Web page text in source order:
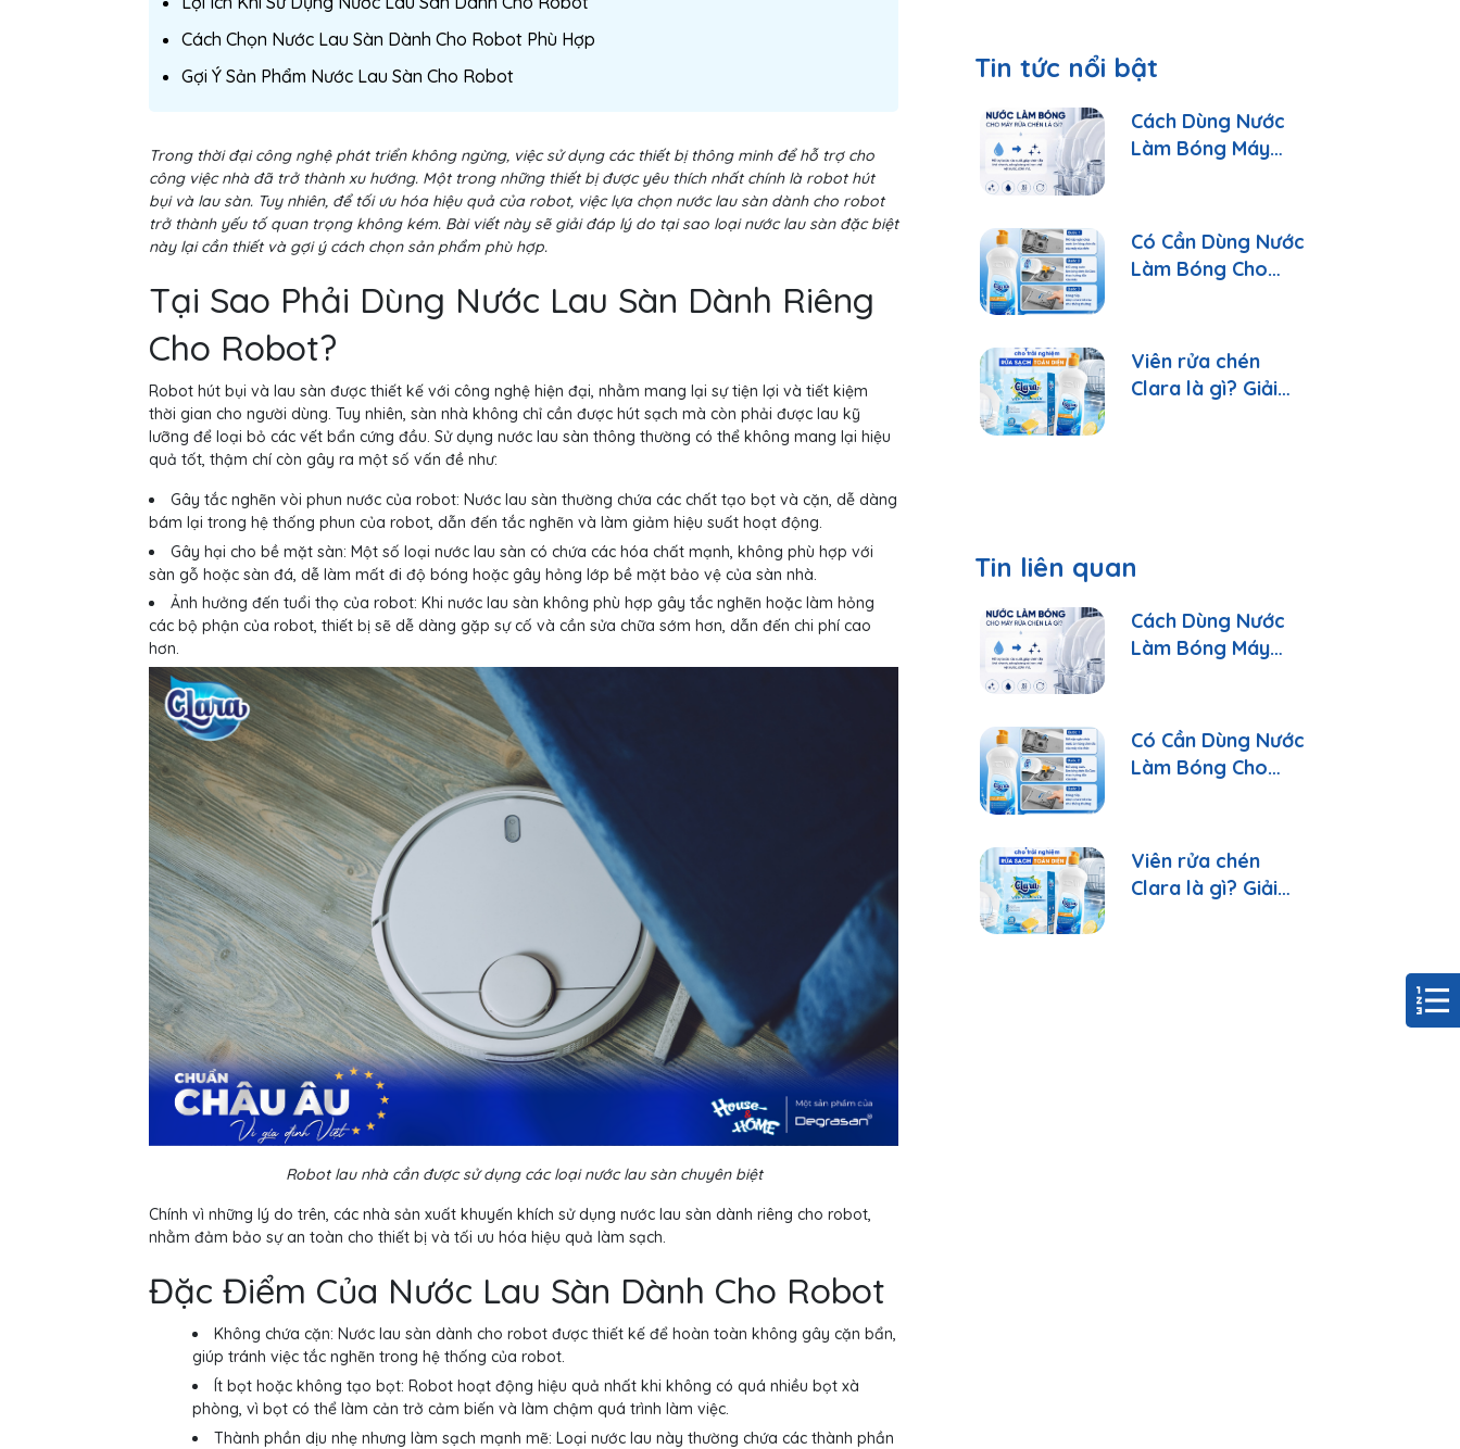
Cách Chọn Nước Lau Sàn Dành Cho Robot Phù Hợp
Gợi Ý Sản Phẩm Nước Lau Sàn Cho Robot
Trong thời đại công nghệ phát triển không ngừng, việc sử dụng các thiết bị thông minh để hỗ trợ cho
công việc nhà đã trở thành xu hướng. Một trong những thiết bị được yêu thích nhất chính là robot hút
bụi và lau sàn. Tuy nhiên, để tối ưu hóa hiệu quả của robot, việc lựa chọn nước lau sàn dành cho robot
trở thành yếu tố quan trọng không kém. Bài viết này sẽ giải đáp lý do tại sao loại nước lau sàn đặc biệt
này lại cần thiết và gợi ý cách chọn sản phẩm phù hợp.
Tại Sao Phải Dùng Nước Lau Sàn Dành Riêng
Cho Robot?
Robot hút bụi và lau sàn được thiết kế với công nghệ hiện đại, nhằm mang lại sự tiện lợi và tiết kiệm
thời gian cho người dùng. Tuy nhiên, sàn nhà không chỉ cần được hút sạch mà còn phải được lau kỹ
lưỡng để loại bỏ các vết bẩn cứng đầu. Sử dụng nước lau sàn thông thường có thể không mang lại hiệu
quả tốt, thậm chí còn gây ra một số vấn đề như:
Gây tắc nghẽn vòi phun nước của robot: Nước lau sàn thường chứa các chất tạo bọt và cặn, dễ dàng
bám lại trong hệ thống phun của robot, dẫn đến tắc nghẽn và làm giảm hiệu suất hoạt động.
Gây hại cho bề mặt sàn: Một số loại nước lau sàn có chứa các hóa chất mạnh, không phù hợp với
sàn gỗ hoặc sàn đá, dễ làm mất đi độ bóng hoặc gây hỏng lớp bề mặt bảo vệ của sàn nhà.
Ảnh hưởng đến tuổi thọ của robot: Khi nước lau sàn không phù hợp gây tắc nghẽn hoặc làm hỏng
các bộ phận của robot, thiết bị sẽ dễ dàng gặp sự cố và cần sửa chữa sớm hơn, dẫn đến chi phí cao
hơn.
Robot lau nhà cần được sử dụng các loại nước lau sàn chuyên biệt
Chính vì những lý do trên, các nhà sản xuất khuyến khích sử dụng nước lau sàn dành riêng cho robot,
nhằm đảm bảo sự an toàn cho thiết bị và tối ưu hóa hiệu quả làm sạch.
Đặc Điểm Của Nước Lau Sàn Dành Cho Robot
Không chứa cặn: Nước lau sàn dành cho robot được thiết kế để hoàn toàn không gây cặn bẩn,
giúp tránh việc tắc nghẽn trong hệ thống của robot.
Ít bọt hoặc không tạo bọt: Robot hoạt động hiệu quả nhất khi không có quá nhiều bọt xà
phòng, vì bọt có thể làm cản trở cảm biến và làm chậm quá trình làm việc.
Thành phần dịu nhẹ nhưng làm sạch mạnh mẽ: Loại nước lau này thường chứa các thành phần
Tin tức nổi bật
Cách Dùng Nước
Làm Bóng Máy
Có Cần Dùng Nước
Làm Bóng Cho
Viên rửa chén
Clara là gì? Giải
Tin liên quan
Cách Dùng Nước
Làm Bóng Máy
Có Cần Dùng Nước
Làm Bóng Cho
Viên rửa chén
Clara là gì? Giải